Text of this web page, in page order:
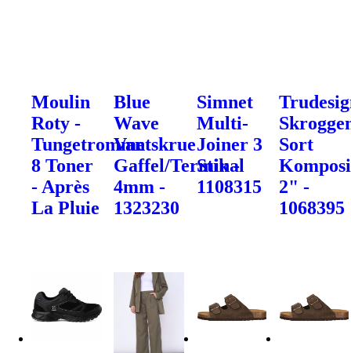
Moulin
Roty -
Tungetromme
8 Toner
- Après
La Pluie
Blue
Wave
Vantskrue
Gaffel/Terminal
4mm -
1323230
Simnet
Multi-
Joiner 3
Stik -
1108315
Sort
2" -
1068395